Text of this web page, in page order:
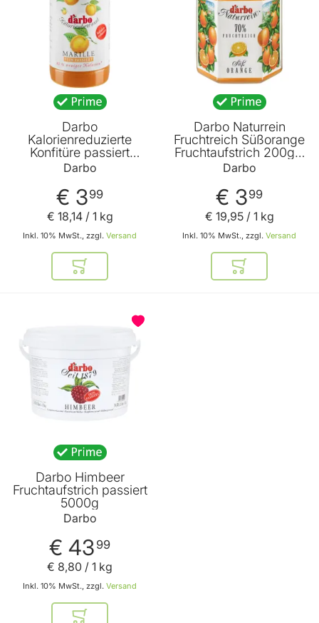
Darbo
Kalorienreduzierte
Konfitüre passiert
Marille (Aprikose)
Darbo
€ 399
Inkl. 10% MwSt., zzgl. Versand
€ 18,14/ 1 kg
In den Warenkorb
Darbo Naturrein
Fruchtreich Süßorange
Fruchtaufstrich 200g –
Orangen Aufstrich
Darbo
€ 399
Inkl. 10% MwSt., zzgl. Versand
€ 19,95/ 1 kg
In den
Darbo Himbeer
Fruchtaufstrich passiert
5000g
Darbo
€ 43 99
Inkl. 10% MwSt., zzgl. Versand
€ 8,80 / 1 kg